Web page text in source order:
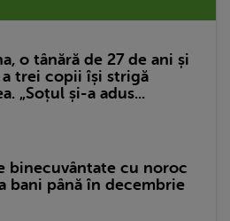
o tânără de 27 de ani și
a trei copii își strigă
„Soțul și-a adus...
binecuvântate cu noroc
bani până în decembrie